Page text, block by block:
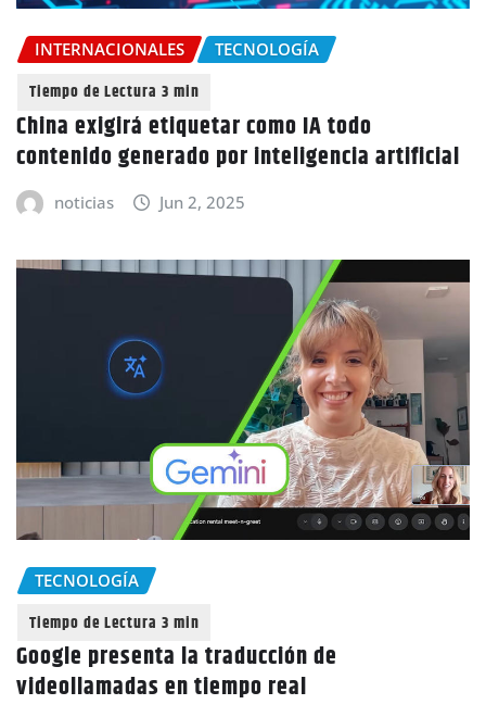
INTERNACIONALES TECNOLOGÍA
China exigirá etiquetar como IA todo
contenido generado por inteligencia artificial
noticias Jun 2, 2025
TECNOLOGÍA
Google presenta la traducción de
videollamadas en tiempo real